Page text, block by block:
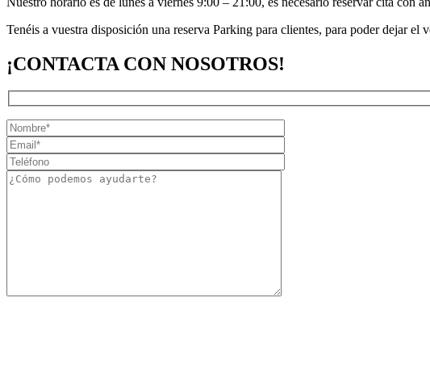
Tenéis a vuestra disposición una reserva Parking para clientes, para poder dejar el
¡CONTACTA CON NOSOTROS!